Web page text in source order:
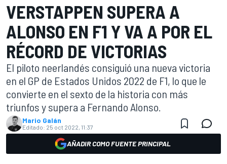
VERSTAPPEN SUPERA A
ALONSO EN F1 Y VA A POR EL
RÉCORD DE VICTORIAS
El piloto neerlandés consiguió una nueva victoria
en el GP de Estados Unidos 2022 de F1, lo que le
convierte en el sexto de la historia con más
triunfos y supera a Fernando Alonso.
Mario Galán
Editado: 25 oct 2022, 11:37
AÑADIR COMO FUENTE PRINCIPAL